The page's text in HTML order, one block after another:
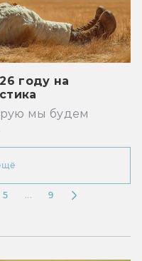
году на
мы будем
5 9
...